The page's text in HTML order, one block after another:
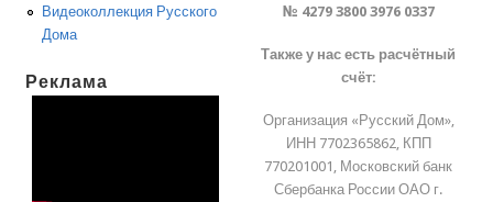
Видеоколлекция Русского
Дома
Реклама
№ 4279 3800 3976 0337
Также у нас есть расчётный
счёт:
Организация «Русский Дом»,
ИНН 7702365862, КПП
770201001, Московский банк
Сбербанка России ОАО г.